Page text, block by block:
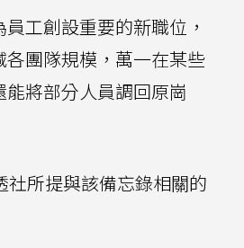
工創設重要的新職位，
團隊規模，萬一在某些
將部分人員調回原崗
社所提與該備忘錄相關的